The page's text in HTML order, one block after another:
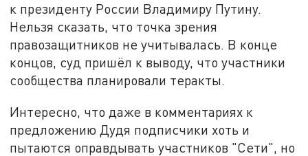
к президенту России Владимиру Путину.
Нельзя сказать, что точка зрения
правозащитников не учитывалась. В конце
концов, суд пришёл к выводу, что участники
сообщества планировали теракты.
Интересно, что даже в комментариях к
предложению Дудя подписчики хоть и
пытаются оправдывать участников "Сети", но